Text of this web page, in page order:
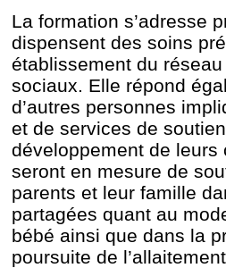
La formation s’adresse
dispensent des soins
établissement du
sociaux. Elle répond
d’autres personnes
et de services de
développement de
seront en mesure de
parents et leur famille
partagées quant au
bébé ainsi que dans la
poursuite de